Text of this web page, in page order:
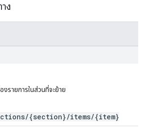
ง
รายการในส่วนที่จะย้าย
{section}/items/{item}